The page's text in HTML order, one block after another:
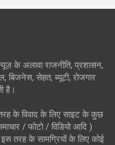
के अलावा राजनीति, प्रशासन,
बिजनेस, सेहत, ब्यूटी, रोजगार
है।
के विवाद के लिए साइट के कुछ
/ फोटो / विडियो आदि )
तरह के सामग्रियों के लिए कोई